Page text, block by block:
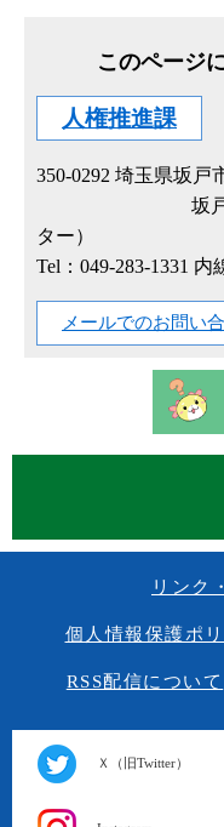
このページ
人権推進課
350-0292 埼玉県坂戸
坂戸市千代田
ター）
Tel：049-283-1331 内
メールでのお問い
リンク
個人情報保護ポ
RSS配信について
Ｘ（旧Twitter）